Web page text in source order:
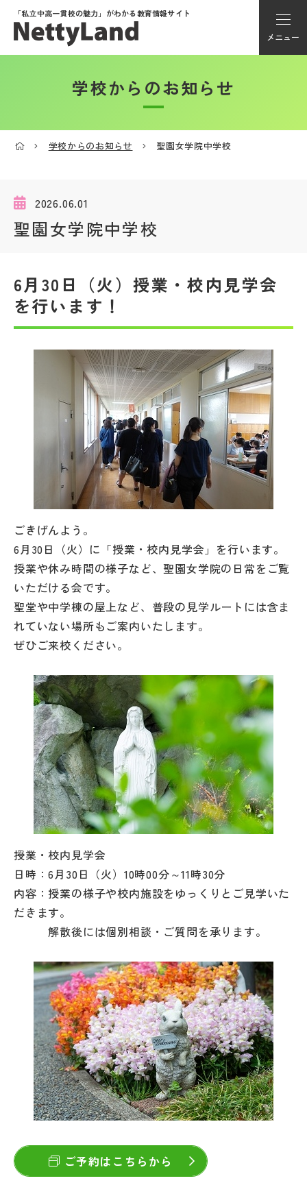
「私立中高一貫校の魅力」がわかる教育情報サイト
メニュー
アカウント登録
学校選び
私学探検隊
説明会・イベント情報
学校からのお知らせ
学校HP最新情報
特集
NettyLandかわら版
その他
個人情報保護方針
サイトマップ
運営会社
学校からのお知らせ
学校からのお知らせ 聖園女学院中学校
2026.06.01
聖園女学院中学校
6月30日（火）授業・校内見学会
を行います！
ごきげんよう。
6月30日（火）に「授業・校内見学会」を行います。
授業や休み時間の様子など、聖園女学院の日常をご覧
いただける会です。
聖堂や中学棟の屋上など、普段の見学ルートには含ま
れていない場所もご案内いたします。
ぜひご来校ください。
授業・校内見学会
日時：6月30日（火）10時00分～11時30分
内容：授業の様子や校内施設をゆっくりとご見学いた
だきます。
解散後には個別相談・ご質問を承ります。
ご予約はこちらから